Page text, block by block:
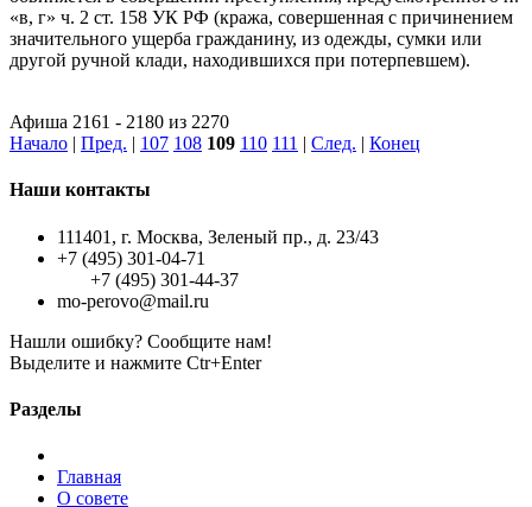
«в, г» ч. 2 ст. 158 УК РФ (кража, совершенная с причинением
значительного ущерба гражданину, из одежды, сумки или
другой ручной клади, находившихся при потерпевшем).
Афиша 2161 - 2180 из 2270
Начало | Пред. | 107 108 109 110 111 | След. | Конец
Наши контакты
111401, г. Москва, Зеленый пр., д. 23/43
+7 (495) 301-04-71
+7 (495) 301-44-37
mo-perovo@mail.ru
Нашли ошибку? Сообщите нам!
Выделите и нажмите Ctr+Enter
Разделы
Главная
О совете